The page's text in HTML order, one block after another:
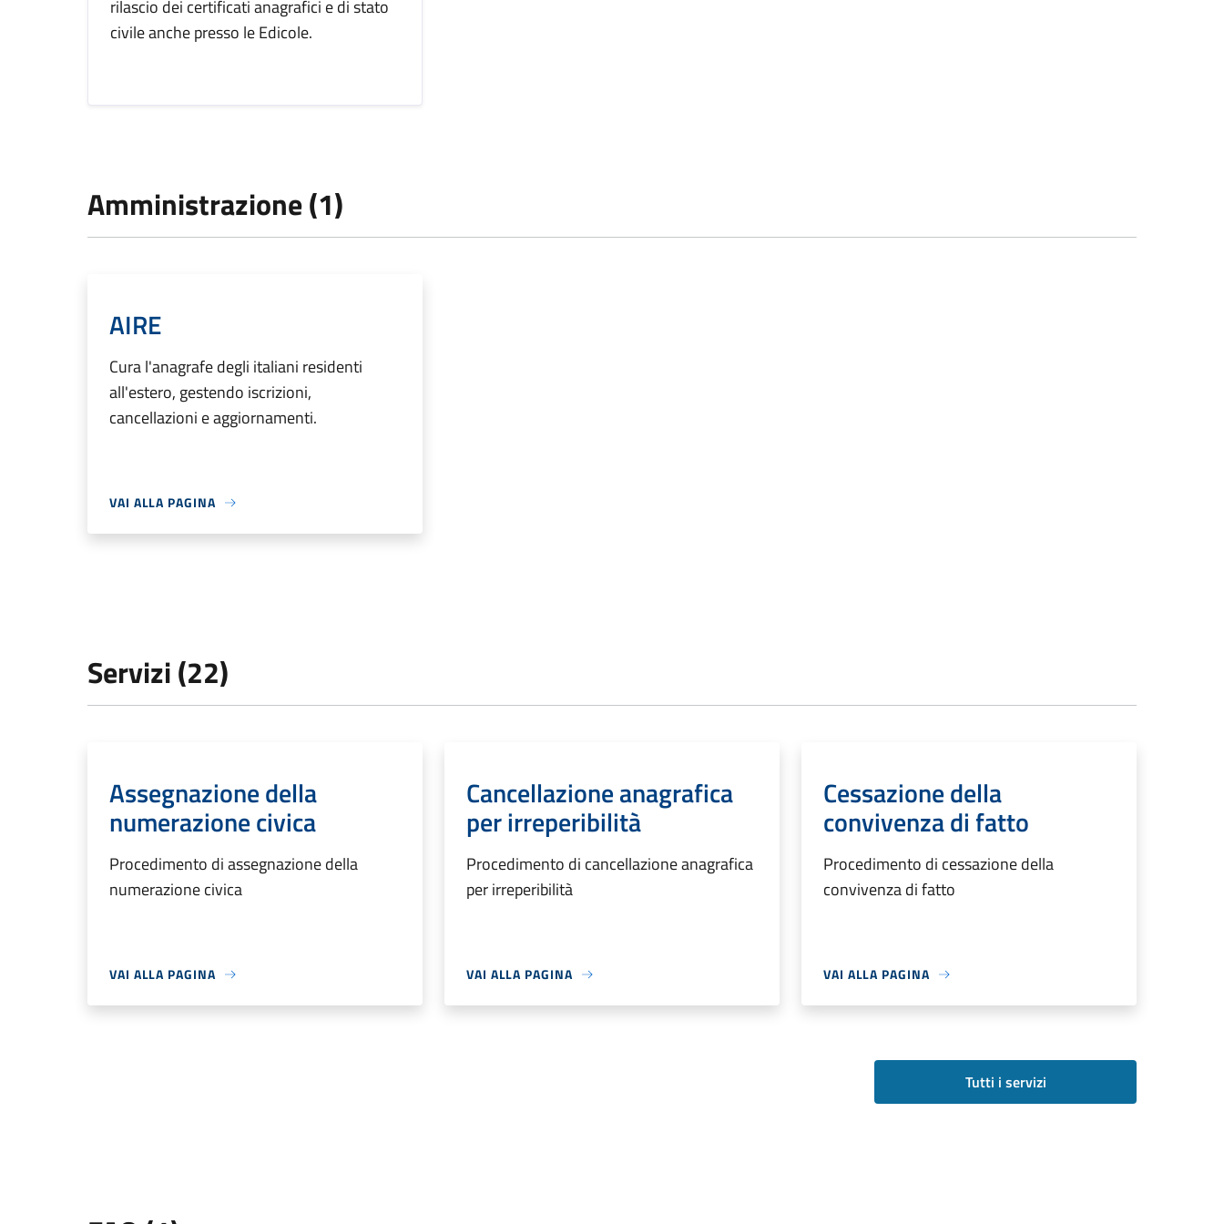
rilascio dei certificati anagrafici e di stato
civile anche presso le Edicole.
Amministrazione (1)
AIRE
Cura l'anagrafe degli italiani residenti
all'estero, gestendo iscrizioni,
cancellazioni e aggiornamenti.
VAI ALLA PAGINA
Servizi (22)
Assegnazione della
numerazione civica
Procedimento di assegnazione della
numerazione civica
VAI ALLA PAGINA
Cancellazione anagrafica
per irreperibilità
Procedimento di cancellazione anagrafica
per irreperibilità
VAI ALLA PAGINA
Cessazione della
convivenza di fatto
Procedimento di cessazione della
convivenza di fatto
VAI ALLA PAGINA
Tutti i servizi